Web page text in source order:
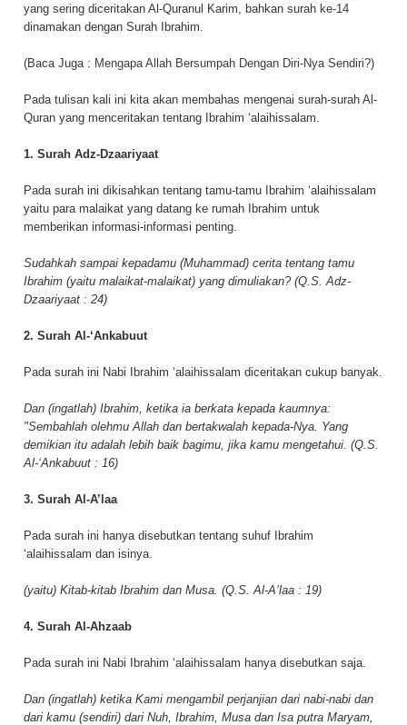
yang sering diceritakan Al-Quranul Karim, bahkan surah ke-14
dinamakan dengan Surah Ibrahim.
(Baca Juga : Mengapa Allah Bersumpah Dengan Diri-Nya Sendiri?)
Pada tulisan kali ini kita akan membahas mengenai surah-surah Al-
Quran yang menceritakan tentang Ibrahim ‘alaihissalam.
1. Surah Adz-Dzaariyaat
Pada surah ini dikisahkan tentang tamu-tamu Ibrahim ‘alaihissalam
yaitu para malaikat yang datang ke rumah Ibrahim untuk
memberikan informasi-informasi penting.
Sudahkah sampai kepadamu (Muhammad) cerita tentang tamu
Ibrahim (yaitu malaikat-malaikat) yang dimuliakan? (Q.S. Adz-
Dzaariyaat : 24)
2. Surah Al-‘Ankabuut
Pada surah ini Nabi Ibrahim ‘alaihissalam diceritakan cukup banyak.
Dan (ingatlah) Ibrahim, ketika ia berkata kepada kaumnya:
"Sembahlah olehmu Allah dan bertakwalah kepada-Nya. Yang
demikian itu adalah lebih baik bagimu, jika kamu mengetahui. (Q.S.
Al-‘Ankabuut : 16)
3. Surah Al-A’laa
Pada surah ini hanya disebutkan tentang suhuf Ibrahim
‘alaihissalam dan isinya.
(yaitu) Kitab-kitab Ibrahim dan Musa. (Q.S. Al-A’laa : 19)
4. Surah Al-Ahzaab
Pada surah ini Nabi Ibrahim ‘alaihissalam hanya disebutkan saja.
Dan (ingatlah) ketika Kami mengambil perjanjian dari nabi-nabi dan
dari kamu (sendiri) dari Nuh, Ibrahim, Musa dan Isa putra Maryam,